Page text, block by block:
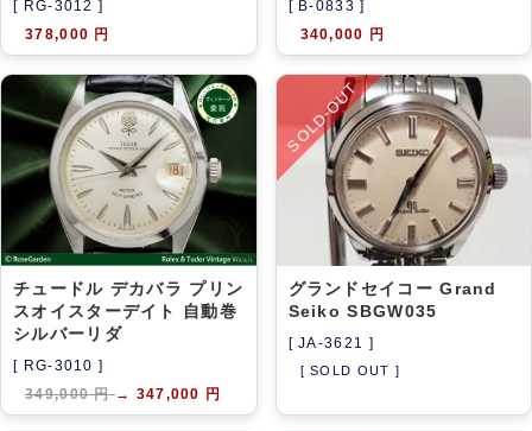
[ RG-3012 ]
378,000 円
[ B-0833 ]
340,000 円
チュードル デカバラ プリン
スオイスターデイト 自動巻
シルバーリダ
[ RG-3010 ]
349,000 円→ 347,000 円
SOLD-OUT
グランドセイコー Grand
Seiko SBGW035
[ JA-3621 ]
[ SOLD OUT ]